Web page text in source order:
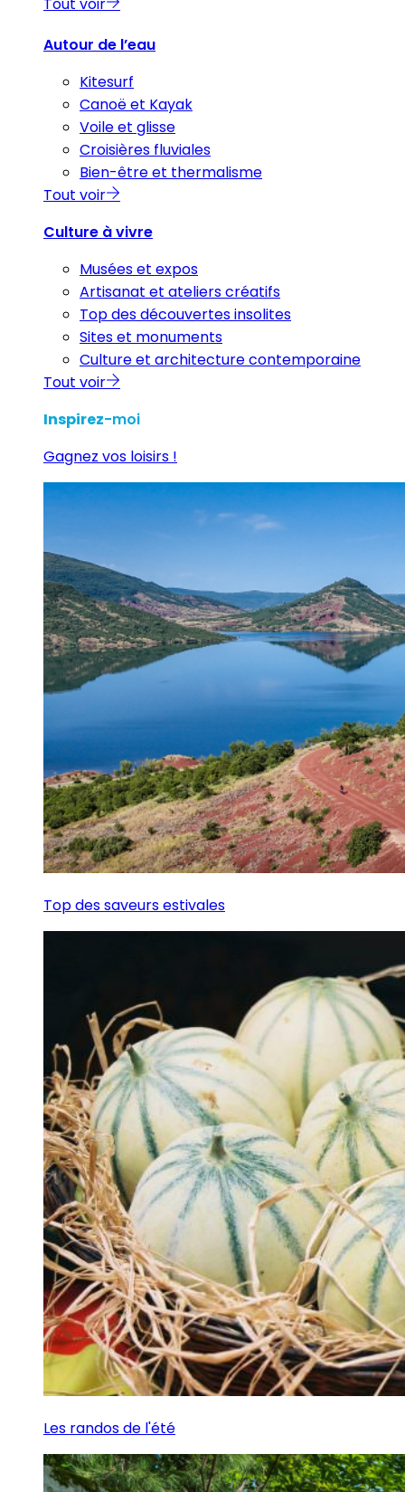
Autour de l’eau
Kitesurf
Canoë et Kayak
Voile et glisse
Croisières fluviales
Bien-être et thermalisme
Tout voir
Culture à vivre
Musées et expos
Artisanat et ateliers créatifs
Top des découvertes insolites
Sites et monuments
Culture et architecture contemporaine
Tout voir
Inspirez-moi
Gagnez vos loisirs !
Top des saveurs estivales
Les randos de l'été